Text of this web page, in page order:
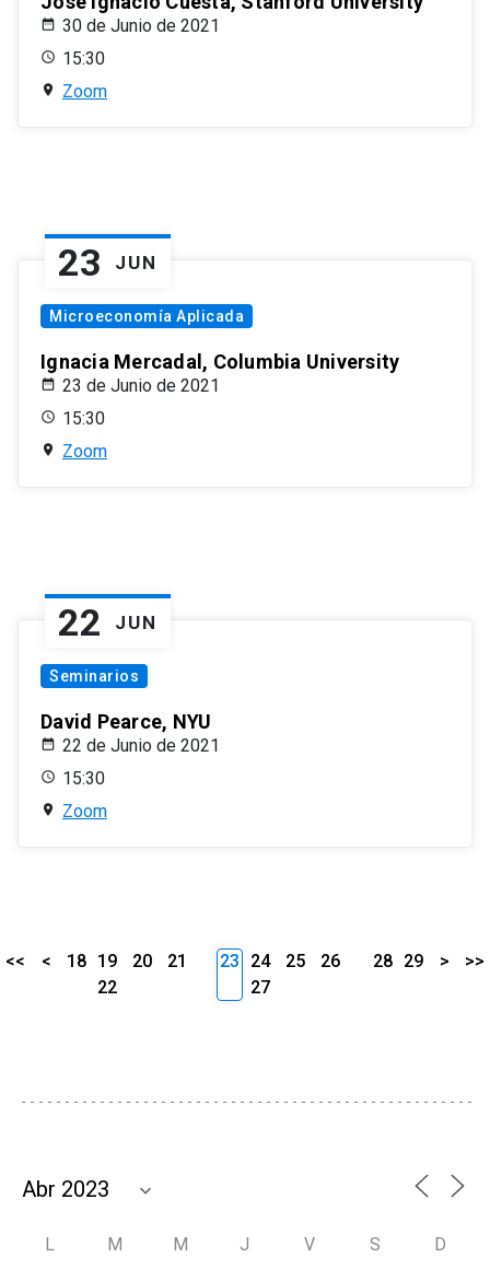
30 de Junio de 2021
15:30
Zoom
23 JUN
Microeconomía Aplicada
Ignacia Mercadal, Columbia University
23 de Junio de 2021
15:30
Zoom
22 JUN
Seminarios
David Pearce, NYU
22 de Junio de 2021
15:30
Zoom
<< < 18 19 20
21
22
23 24 25
26
27
28 29 > >>
L M M J V S D